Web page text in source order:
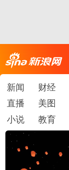
新闻 财经
直播
美图
小说
教育